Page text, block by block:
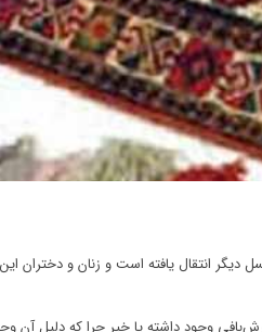
دیگر انتقال یافته است و زنان و دختران
کند که قبل از آن نیز فرش‌بافی وجود داشته یا خیر چرا